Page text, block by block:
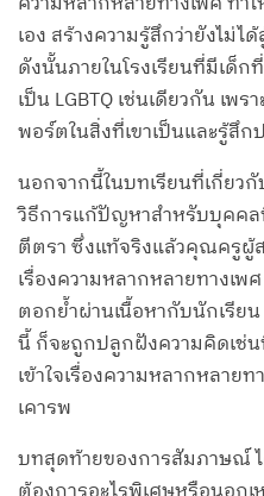
เอง สร้างความรู้สึกว่ายังไม่
ดังนั้นภายในโรงเรียนที่มีเด็ก
เป็น LGBTQ เช่นเดียวกัน เพ
พอร์ตในสิ่งที่เขาเป็นและรู้สึ
นอกจากนี้ในบทเรียนที่เกี่ยว
วิธีการแก้ปัญหาสำหรับบุคคล
ตีตรา ซึ่งแท้จริงแล้วคุณครูผู้
เรื่องความหลากหลายทางเพ
ตอกย้ำผ่านเนื้อหากับนักเรียน
นี้ ก็จะถูกปลูกฝังความคิดเช่น
เข้าใจเรื่องความหลากหลา
เคารพ
บทสุดท้ายของการสัมภาษณ์ ไ